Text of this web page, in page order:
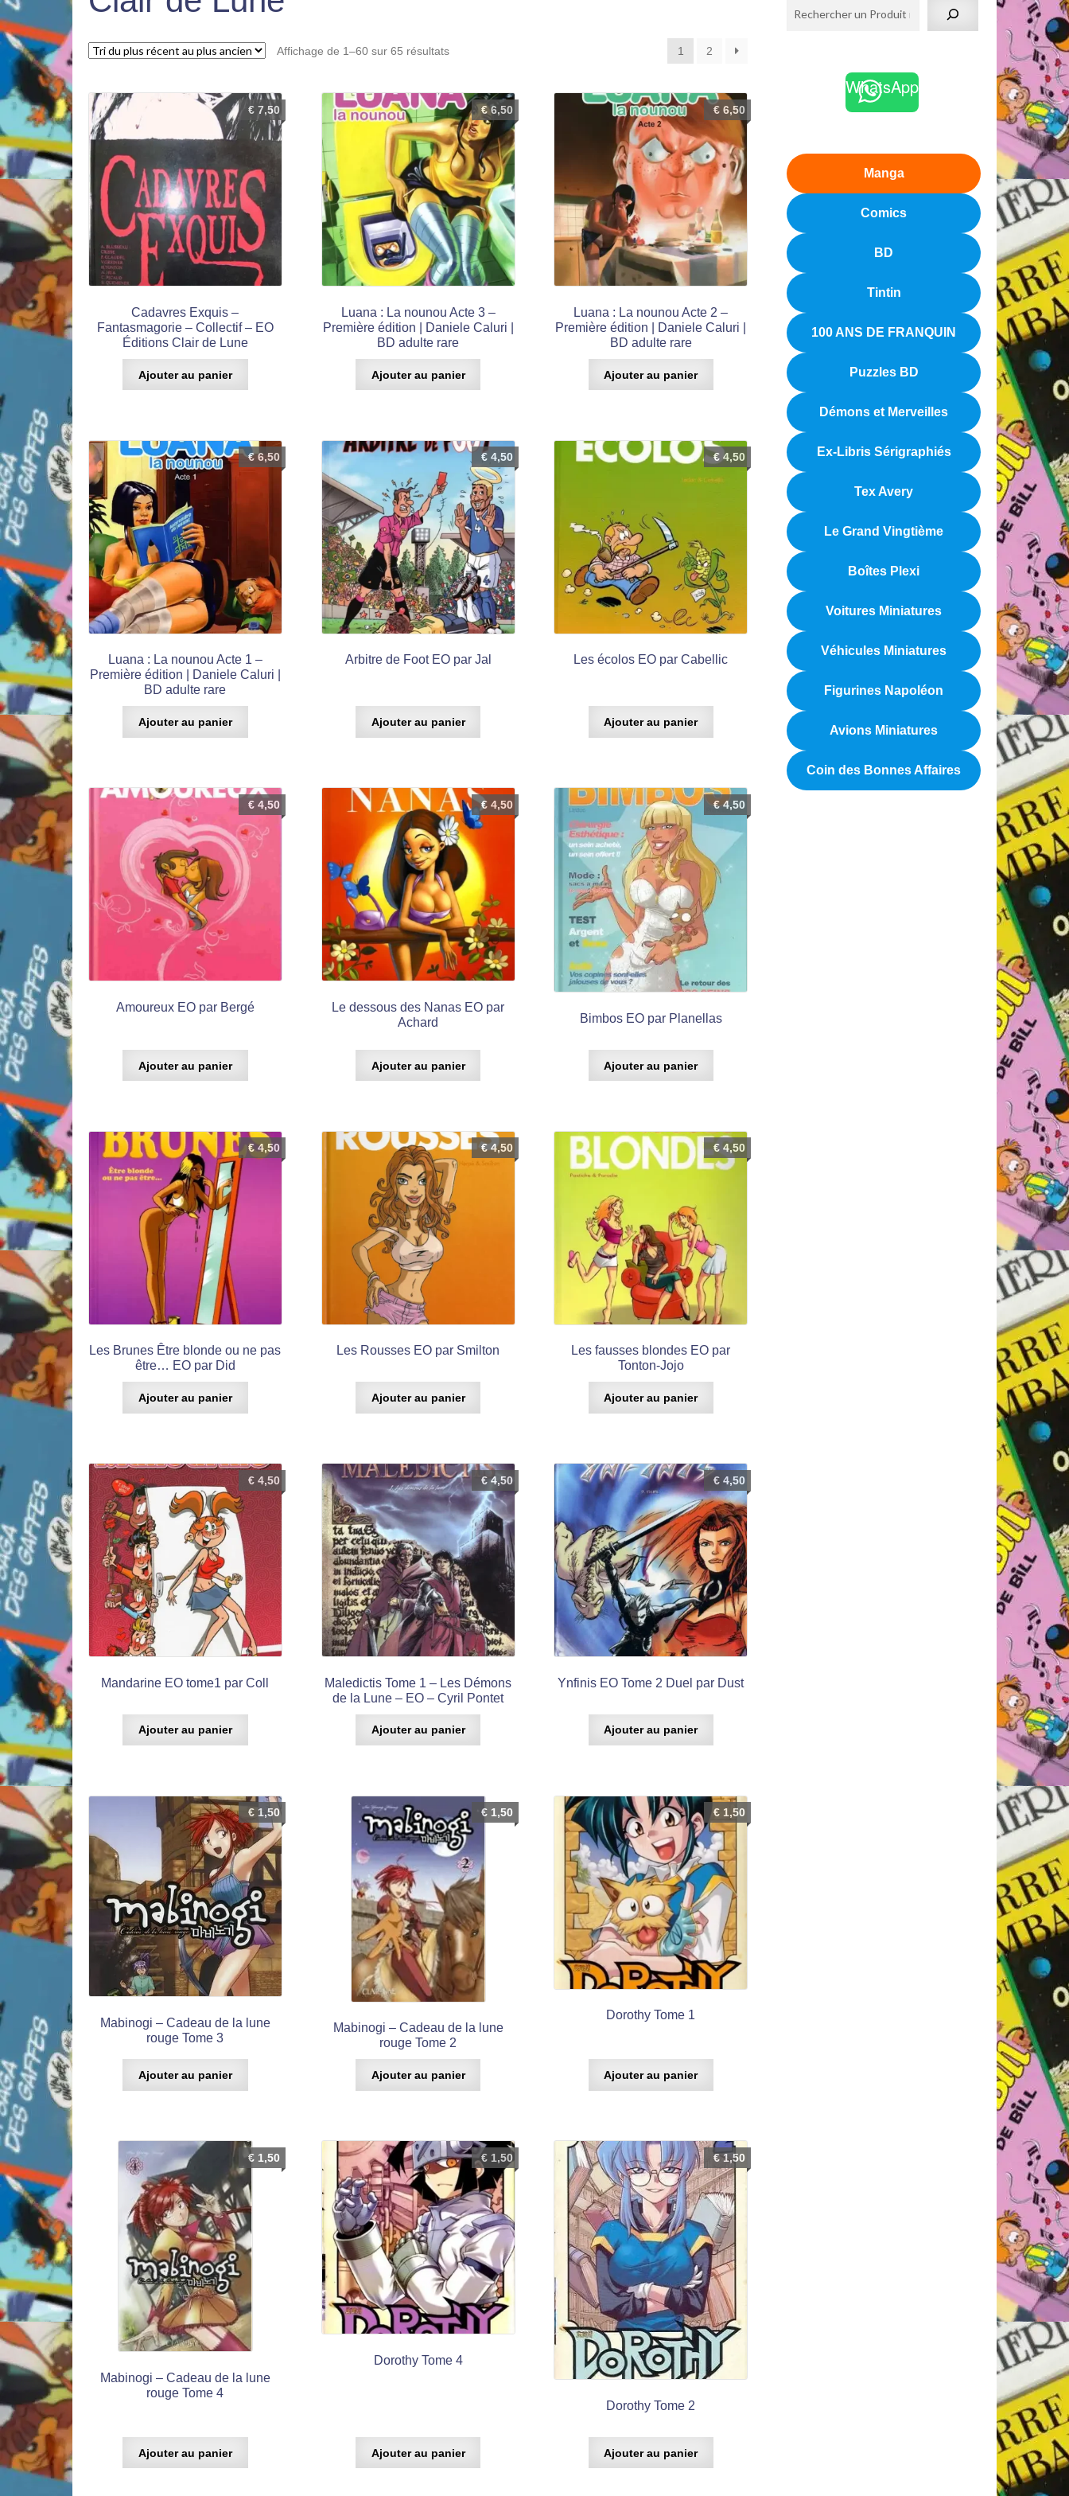
Affichage de 1–60 sur 65 résultatsTrié
récent
au
plus
ancien
1 2
Cadavres Exquis –
Fantasmagorie – Collectif – EO
Éditions Clair de Lune
€7,50
Ajouter au panier
Luana : La nounou Acte 3 –
Première édition | Daniele Caluri |
BD adulte rare
€6,50
Ajouter au panier
Luana : La nounou Acte 2 –
Première édition | Daniele Caluri |
BD adulte rare
€ 6,50
Ajouter au panier
Luana : La nounou Acte 1 –
Première édition | Daniele Caluri |
BD adulte rare
€6,50
Ajouter au panier
Arbitre de Foot EO par Jal
€4,50
Ajouter au panier
Les écolos EO par Cabellic
€4,50
Ajouter au panier
Amoureux EO par Bergé
€4,50
Ajouter au panier
Le dessous des Nanas EO par
Achard
€4,50
Ajouter au panier
Bimbos EO par Planellas
€4,50
Ajouter au panier
Les Brunes Être blonde ou ne pas
être… EO par Did
€4,50
Ajouter au panier
Les Rousses EO par Smilton
€4,50
Ajouter au panier
Les fausses blondes EO par
Tonton-Jojo
€ 4,50
Ajouter au panier
Mandarine EO tome1 par Coll
€4,50
Ajouter au panier
Maledictis Tome 1 – Les Démons
de la Lune – EO – Cyril Pontet
€4,50
Ajouter au panier
Ynfinis EO Tome 2 Duel par Dust
€ 4,50
Ajouter au panier
Mabinogi – Cadeau de la lune
rouge Tome 3
€1,50
Ajouter au panier
Mabinogi – Cadeau de la lune
rouge Tome 2
€1,50
Ajouter au panier
Dorothy Tome 1
€ 1,50
Ajouter au panier
Mabinogi – Cadeau de la lune
rouge Tome 4
€1,50
Ajouter au panier
Dorothy Tome 4
€1,50
Ajouter au panier
Dorothy Tome 2
€1,50
Ajouter au panier
WhatsApp
Manga
Comics
BD
Tintin
100 ANS DE FRANQUIN
Puzzles BD
Démons et Merveilles
Ex-Libris Sérigraphiés
Tex Avery
Le Grand Vingtième
Boîtes Plexi
Voitures Miniatures
Véhicules Miniatures
Figurines Napoléon
Avions Miniatures
Coin des Bonnes Affaires